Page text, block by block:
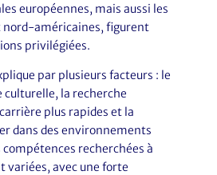
européennes, mais aussi les
nord-américaines, figurent
privilégiées.
par plusieurs facteurs : le
culturelle, la recherche
plus rapides et la
dans des environnements
recherchées à
variées, avec une forte